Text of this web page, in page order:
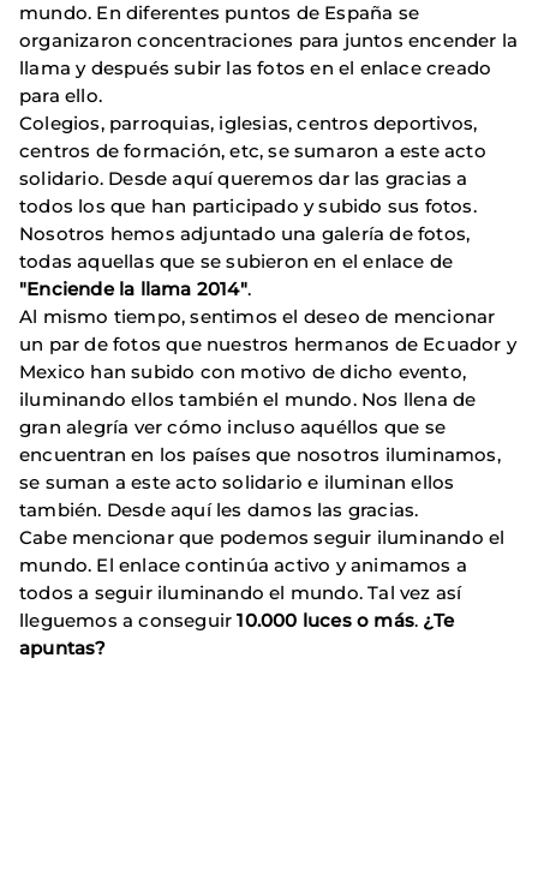
mundo. En diferentes puntos de España se
organizaron concentraciones para juntos encender la
llama y después subir las fotos en el enlace creado
para ello.
Colegios, parroquias, iglesias, centros deportivos,
centros de formación, etc, se sumaron a este acto
solidario. Desde aquí queremos dar las gracias a
todos los que han participado y subido sus fotos.
Nosotros hemos adjuntado una galería de fotos,
todas aquellas que se subieron en el enlace de
"Enciende la llama 2014".
Al mismo tiempo, sentimos el deseo de mencionar
un par de fotos que nuestros hermanos de Ecuador y
Mexico han subido con motivo de dicho evento,
iluminando ellos también el mundo. Nos llena de
gran alegría ver cómo incluso aquéllos que se
encuentran en los países que nosotros iluminamos,
se suman a este acto solidario e iluminan ellos
también. Desde aquí les damos las gracias.
Cabe mencionar que podemos seguir iluminando el
mundo. El enlace continúa activo y animamos a
todos a seguir iluminando el mundo. Tal vez así
lleguemos a conseguir10.000 luces o más. ¿Te
apuntas?